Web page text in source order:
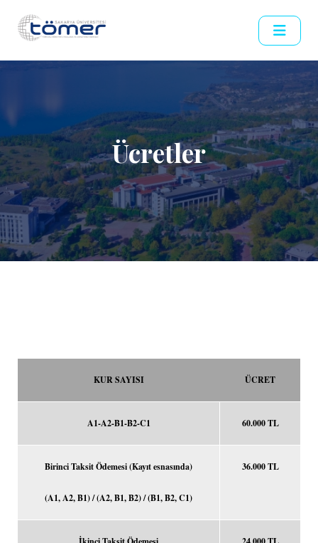
Ücretler
KUR SAYISI ÜCRET
A1-A2-B1-B2-C1 60.000 TL
Birinci Taksit Ödemesi (Kayıt esnasında)
(A1, A2, B1) / (A2, B1, B2) / (B1, B2, C1)
36.000 TL